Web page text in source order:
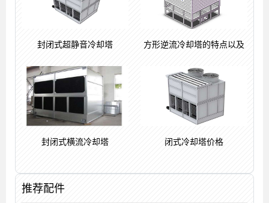
封闭式超静音冷却塔 方形逆流冷却塔的特点以及
封闭式横流冷却塔 闭式冷却塔价格
推荐配件